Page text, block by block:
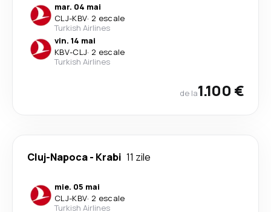
mar. 04 mai
CLJ-KBV· 2 escale
Turkish Airlines
vin. 14 mai
KBV-CLJ· 2 escale
Turkish Airlines
de la1.100 €
Cluj-Napoca- Krabi 11 zile
mie. 05 mai
CLJ-KBV· 2 escale
Turkish Airlines